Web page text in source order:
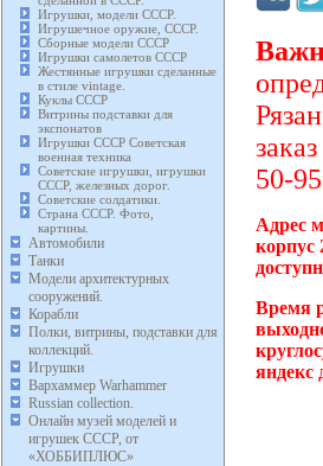
Игрушки, модели СССР.
Игрушечное оружие, СССР.
Сборные модели СССР
Игрушки самолетов СССР
Жестянные игрушки сделанные
в стиле vintage.
Куклы СССР
Витрины подставки для
экспонатов
Игрушки СССР Советская
военная техника
Советские игрушки, игрушки
СССР, железных дорог.
Советские солдатики.
Страна СССР. Фото,
картины.
Автомобили
Танки
Модели архитектурных
сооружений.
Корабли
Полки, витрины, подставки для
коллекций.
Игрушки
Вархаммер Warhammer
Russian collection.
Онлайн музей моделей и
игрушек СССР, от
«ХОББИПЛЮС»
50-95
Адрес
корпус
Время
яндекс